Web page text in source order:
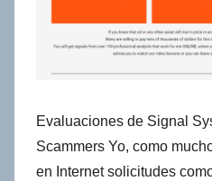
Evaluaciones de Signal
Scammers Yo, como
en Internet solicitudes